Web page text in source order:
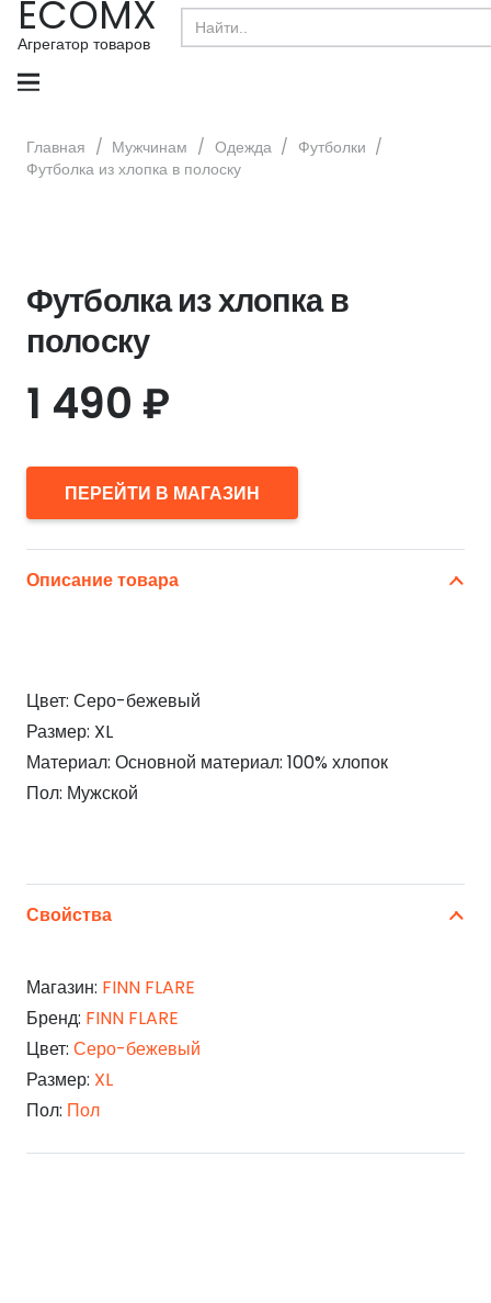
ECOMX
Агрегатор товаров
Search
for:
Главная / Мужчинам / Одежда / Футболки /
Футболка из хлопка в полоску
Футболка из хлопка в
полоску
1 490 ₽
ПЕРЕЙТИ В МАГАЗИН
Описание товара
Цвет: Серо-бежевый
Размер: XL
Материал: Основной материал: 100% хлопок
Пол: Мужской
Свойства
Магазин: FINN FLARE
Бренд: FINN FLARE
Цвет: Серо-бежевый
Размер: XL
Пол: Пол